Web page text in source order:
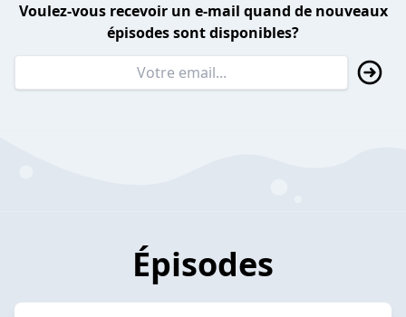
Voulez-vous recevoir un e-mail quand de nouveaux
épisodes sont disponibles?
Épisodes